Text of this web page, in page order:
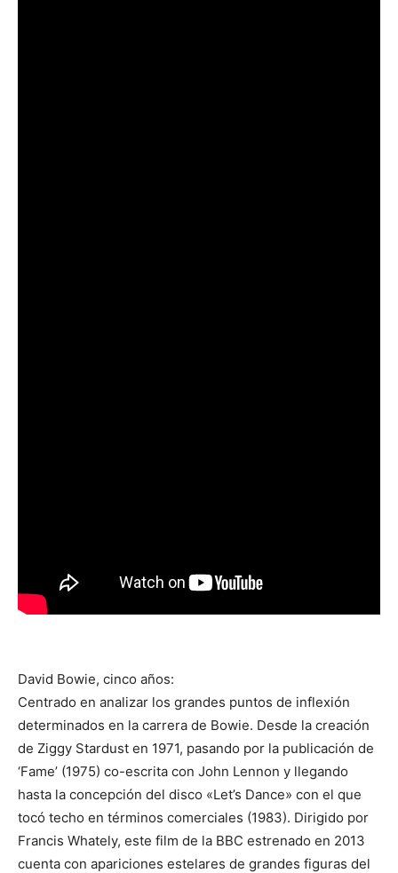
David Bowie, cinco años:
Centrado en analizar los grandes puntos de inflexión
determinados en la carrera de Bowie. Desde la creación
de Ziggy Stardust en 1971, pasando por la publicación de
‘Fame’ (1975) co-escrita con John Lennon y llegando
hasta la concepción del disco «Let’s Dance» con el que
tocó techo en términos comerciales (1983). Dirigido por
Francis Whately, este film de la BBC estrenado en 2013
cuenta con apariciones estelares de grandes figuras del